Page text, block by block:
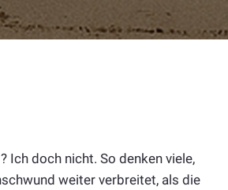
Ich doch nicht. So denken viele,
weiter verbreitet, als die